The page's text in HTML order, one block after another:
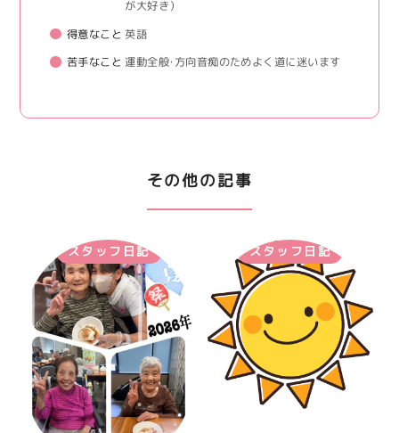
が大好き）
得意なこと 英語
苦手なこと 運動全般・方向音痴のためよく道に迷います
その他の記事
スタッフ日記 スタッフ日記